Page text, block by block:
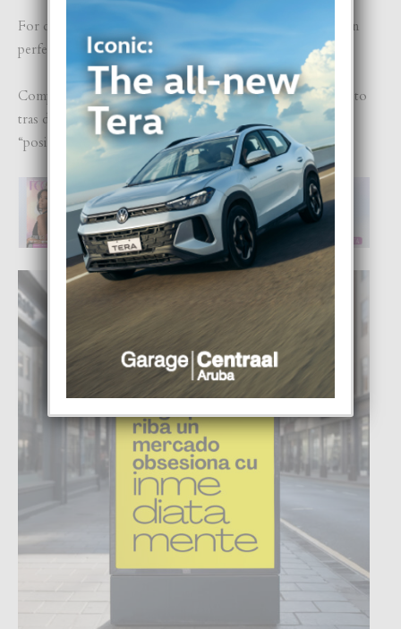
For di nos experiencia, e clientenan no ta busca expertonan
perfecto, nan ta busca guianan confiabel.
Comparti mas “dicon” y menos “kico.” Splica e rasonamento
tras di bo desicionnan. Esey ta crea conexion y
“posicionamiento” real.